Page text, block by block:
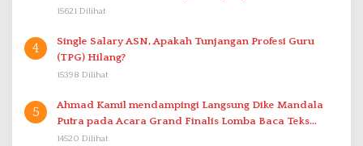
15621 Dilihat
4
Single Salary ASN, Apakah Tunjangan Profesi Guru
(TPG) Hilang?
15398 Dilihat
5
Ahmad Kamil mendampingi Langsung Dike Mandala
Putra pada Acara Grand Finalis Lomba Baca Teks
Proklamasi Mirip Bung Karno di Bali
14520 Dilihat